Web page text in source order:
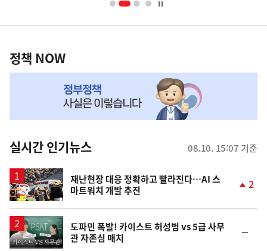
영
책
NOW,
뉴
스
정책 NOW
실시간 인기뉴스 08.10. 15:07 기준
재난현장 대응 정확하고 빨라진다…AI 스
마트워치 개발 추진
계
2
영
상
도파민 폭발! 카이스트 허성범 vs 5급 사무
관 자존심 매치